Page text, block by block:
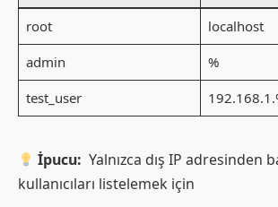
root
localhost
admin
%
test_user
İpucu: Yalnızca dış IP adresinden
kullanıcıları listelemek için